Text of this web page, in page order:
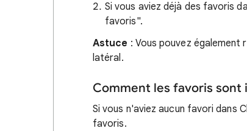
Si vous aviez déjà des favoris
favoris".
Astuce : Vous pouvez également
latéral.
Comment les favoris sont
Si vous n'aviez aucun favori dans
favoris.